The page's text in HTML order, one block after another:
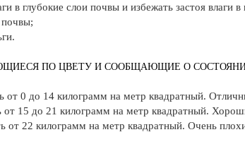
в глубокие слои почвы и избежать застоя влаги
почвы;
ПО ЦВЕТУ И СООБЩАЮЩИЕ О
от 0 до 14 килограмм на метр квадратный.
от 15 до 21 килограмм на метр квадратный.
от 22 килограмм на метр квадратный. Очень